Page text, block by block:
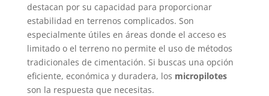
destacan por su capacidad para proporcionar
estabilidad en terrenos complicados. Son
especialmente útiles en áreas donde el acceso es
limitado o el terreno no permite el uso de métodos
tradicionales de cimentación. Si buscas una opción
eficiente, económica y duradera, los micropilotes
son la respuesta que necesitas.